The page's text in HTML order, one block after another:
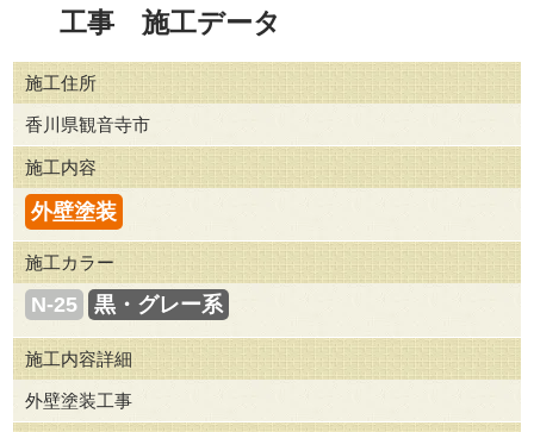
工事 施工データ
施工住所
香川県観音寺市
施工内容
外壁塗装
施工カラー
N-25 黒・グレー系
施工内容詳細
外壁塗装工事